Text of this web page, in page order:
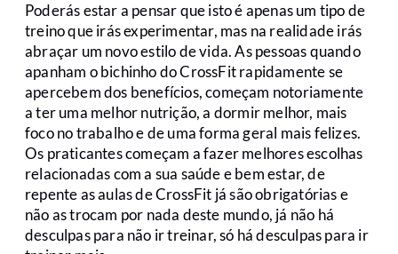
Poderás estar a pensar que isto é apenas um tipo de
treino que irás experimentar, mas na realidade irás
abraçar um novo estilo de vida. As pessoas quando
apanham o bichinho do CrossFit rapidamente se
apercebem dos benefícios, começam notoriamente
a ter uma melhor nutrição, a dormir melhor, mais
foco no trabalho e de uma forma geral mais felizes.
Os praticantes começam a fazer melhores escolhas
relacionadas com a sua saúde e bem estar, de
repente as aulas de CrossFit já são obrigatórias e
não as trocam por nada deste mundo, já não há
desculpas para não ir treinar, só há desculpas para ir